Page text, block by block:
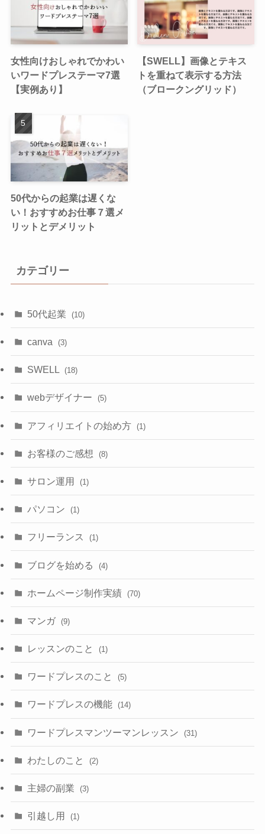
女性向けおしゃれでかわい
いワードプレステーマ7選
【実例あり】
【SWELL】画像とテキス
トを重ねて表示する方法
（ブロークングリッド）
50代からの起業は遅くな
い！おすすめお仕事７選メ
リットとデメリット
カテゴリー
50代起業 (10)
canva (3)
SWELL (18)
webデザイナー (5)
アフィリエイトの始め方 (1)
お客様のご感想 (8)
サロン運用 (1)
パソコン (1)
フリーランス (1)
ブログを始める (4)
ホームページ制作実績 (70)
マンガ (9)
レッスンのこと (1)
ワードプレスのこと (5)
ワードプレスの機能 (14)
ワードプレスマンツーマンレッスン (31)
わたしのこと (2)
主婦の副業 (3)
引越し用 (1)